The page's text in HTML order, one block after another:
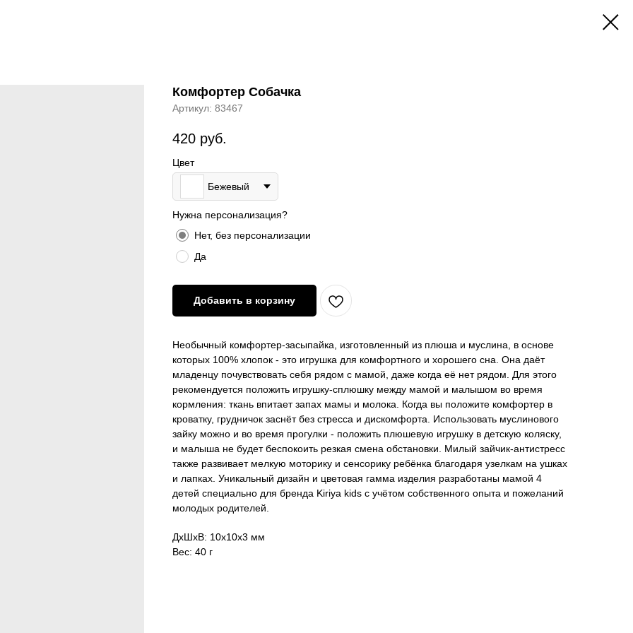
Комфортер Собачка
Артикул: 83467
420 руб.
Цвет
Бежевый
Нужна персонализация?
Нет, без персонализации
Да
Добавить в корзину
Необычный комфортер-засыпайка, изготовленный из плюша и муслина, в основе
которых 100% хлопок - это игрушка для комфортного и хорошего сна. Она даёт
младенцу почувствовать себя рядом с мамой, даже когда её нет рядом. Для этого
рекомендуется положить игрушку-сплюшку между мамой и малышом во время
кормления: ткань впитает запах мамы и молока. Когда вы положите комфортер в
кроватку, грудничок заснёт без стресса и дискомфорта. Использовать муслинового
зайку можно и во время прогулки - положить плюшевую игрушку в детскую коляску,
и малыша не будет беспокоить резкая смена обстановки. Милый зайчик-антистресс
также развивает мелкую моторику и сенсорику ребёнка благодаря узелкам на ушках
и лапках. Уникальный дизайн и цветовая гамма изделия разработаны мамой 4
детей специально для бренда Kiriya kids с учётом собственного опыта и пожеланий
молодых родителей.
ДxШxВ: 10x10x3 мм
Вес: 40 г